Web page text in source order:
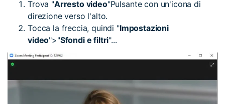
Trova "Arresto video"Pulsante con un'icona di
direzione verso l'alto.
Tocca la freccia, quindi "Impostazioni
video">"Sfondi e filtri"...